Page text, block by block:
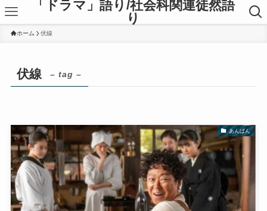
「ドラマ」語り/社会科関連徒然語
り
ホーム 伏線
伏線 – tag –
あんぱん